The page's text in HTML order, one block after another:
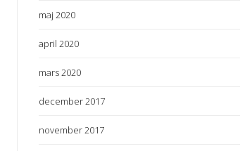
maj 2020
april 2020
mars 2020
december 2017
november 2017